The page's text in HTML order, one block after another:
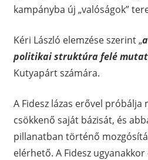
kampányba új „valóságok”
Kéri László elemzése szerint „
politikai struktúra felé
Kutyapárt számára.
A Fidesz lázas erővel
csökkenő saját bázisát, és
pillanatban történő
elérhető. A Fidesz